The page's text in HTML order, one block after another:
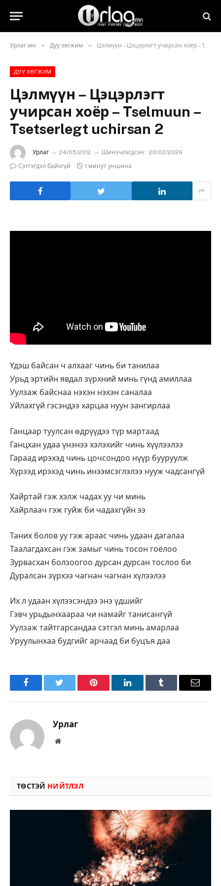
Урлаг.мн » Дуу хөгжим » Цэлмүүн – Цэцэрлэгт учирсан хоёр – Tselmuun – Tsetserlegt uchirsan 2
ДУУ ХӨГЖИМ
Цэлмүүн – Цэцэрлэгт
учирсан хоёр – Tselmuun –
Tsetserlegt uchirsan 2
Урлаг 24/05/2012 Шинэчлэгдсэн: 20/02/2026
Сэтгэгдэл байхгүй
1 минут уншина
Үдэш байсан ч алхааг чинь би танилаа
Урьд эртийн явдал зүрхний минь гүнд амиллаа
Уулзаж байснаа нэхэн нэхэн саналаа
Уйлахгүй гэсэндээ харцаа нуун зангирлаа
Ганцаар туулсан өдрүүдээ түр мартаад
Ганцхан удаа үнэнээ хэлэхийг чинь хүүлээлээ
Гараад ирэхэд чинь цочсондоо нүүр бууруулж
Хүрээд ирэхэд чинь инээмсэглэлээ нууж чадсангүй
Хайртай гэж хэлж чадах уу чи минь
Хайрлаач гэж гуйж би чадахгүйн ээ
Таних болов уу гэж араас чинь удаан дагалаа
Таалагдахсан гэж замыг чинь тосон гоёлоо
Зурвасхан болзоогоо дурсан дурсан тослоо би
Дуралсан зүрхээ чагнан чагнан хүлээлээ
Их л удаан хүлээсэндээ энэ үдшийг
Гэвч урьдынхаараа чи намайг танисангүй
Уулзаж тайтгарсандаа сэтгэл минь амарлаа
Уруулынхаа будгийг арчаад би буцъя даа
FacebookTwitter Pinterest LinkedInTumblr Имэйл
Урлаг
Вэбсайт
ТӨСТЭЙ НИЙТЛЭЛ